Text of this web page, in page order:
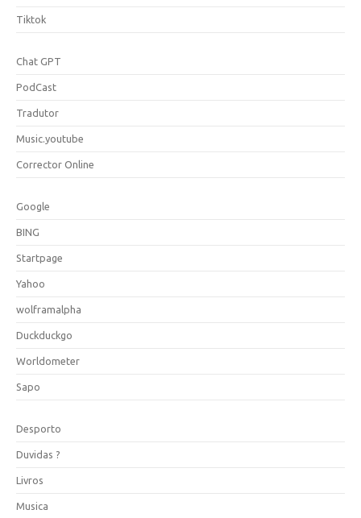
Tiktok
Chat GPT
PodCast
Tradutor
Music.youtube
Corrector Online
Google
BING
Startpage
Yahoo
wolframalpha
Duckduckgo
Worldometer
Sapo
Desporto
Duvidas ?
Livros
Musica